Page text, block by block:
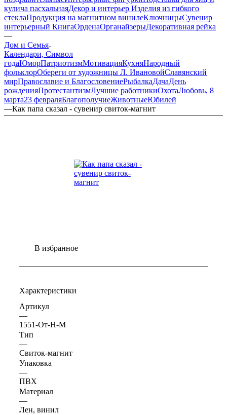
кулича пасхальнаяДекор и интерьер Изделия из гибкого
стеклаПродукция на магнитном винилеКлючницыСувенир
интерьерный КнигаОрденаОрганайзерыДекоративная рейка
—
Дом и Семья
Календари, Символ
годаЮморПатриотизмМотивацияКухняНародный
фольклорОбереги от художницы Л. ИвановойСлавянский
мирПравославие и БлагословениеРыбалкаДачаДень
рожденияПротестантизмЛучшие работникиОхотаЛюбовь, 8
марта23 февраляБлагополучиеЖивотныеЮбилей
—Как папа сказал - сувенир свиток-магнит
В избранное
Характеристики
Артикул
—
1551-От-Н-М
Тип
—
Свиток-магнит
Упаковка
—
ПВХ
Материал
—
Лен, винил